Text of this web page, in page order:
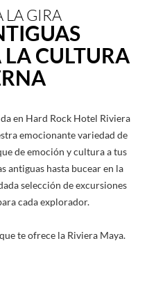
GIRA
CULTURA
en Hard Rock Hotel Riviera
emocionante variedad de
de emoción y cultura a tus
antiguas hasta bucear en la
selección de excursiones
cada explorador.
te ofrece la Riviera Maya.